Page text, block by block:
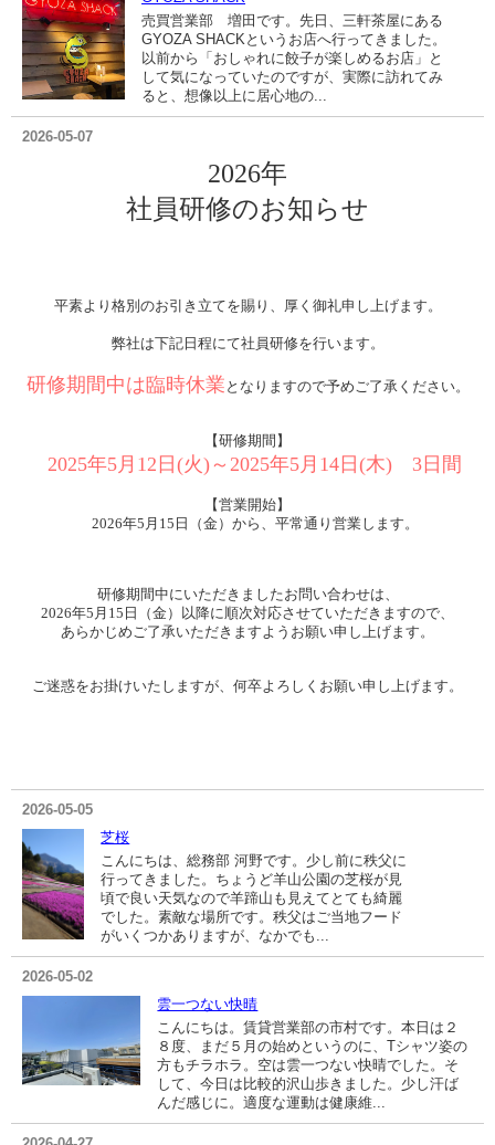
売買営業部 増田です。先日、三軒茶屋にある
GYOZA SHACKというお店へ行ってきました。
以前から「おしゃれに餃子が楽しめるお店」と
して気になっていたのですが、実際に訪れてみ
ると、想像以上に居心地の...
2026-05-07
2026年
社員研修のお知らせ
平素より格別のお引き立てを賜り、厚く御礼申し上げます。
弊社は下記日程にて社員研修を行います。
研修期間中は臨時休業 となりますので予めご了承ください。
【研修期間】
2025年5月12日(火)～2025年5月14日(木) 3日間
【営業開始】
2026年5月15日（金）から、平常通り営業します。
研修期間中にいただきましたお問い合わせは、
2026年5月15日（金）以降に順次対応させていただきますので、
あらかじめご了承いただきますようお願い申し上げます。
ご迷惑をお掛けいたしますが、何卒よろしくお願い申し上げます。
2026-05-05
芝桜
こんにちは、総務部 河野です。少し前に秩父に
行ってきました。ちょうど羊山公園の芝桜が見
頃で良い天気なので羊蹄山も見えてとても綺麗
でした。素敵な場所です。秩父はご当地フード
がいくつかありますが、なかでも...
2026-05-02
雲一つない快晴
こんにちは。賃貸営業部の市村です。本日は２
８度、まだ５月の始めというのに、Tシャツ姿の
方もチラホラ。空は雲一つない快晴でした。そ
して、今日は比較的沢山歩きました。少し汗ば
んだ感じに。適度な運動は健康維...